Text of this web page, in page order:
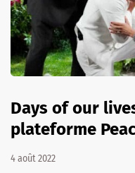
Days of our
plateforme
4 août 2022